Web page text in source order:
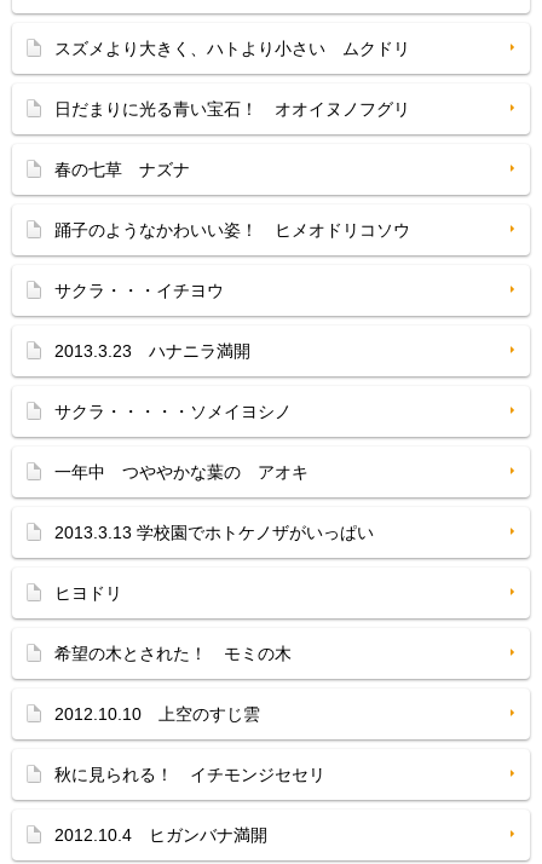
スズメより大きく、ハトより小さい ムクドリ
日だまりに光る青い宝石！ オオイヌノフグリ
春の七草 ナズナ
踊子のようなかわいい姿！ ヒメオドリコソウ
サクラ・・・イチヨウ
2013.3.23 ハナニラ満開
サクラ・・・・・ソメイヨシノ
一年中 つややかな葉の アオキ
2013.3.13 学校園でホトケノザがいっぱい
ヒヨドリ
希望の木とされた！ モミの木
2012.10.10 上空のすじ雲
秋に見られる！ イチモンジセセリ
2012.10.4 ヒガンバナ満開